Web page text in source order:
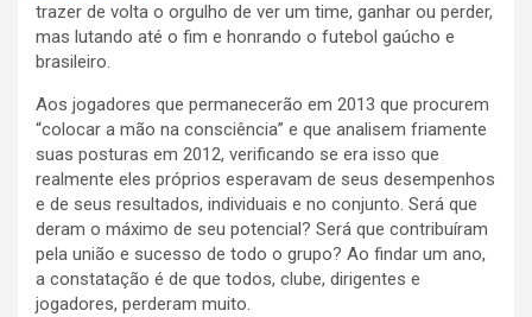
trazer de volta o orgulho de ver um time, ganhar ou perder,
mas lutando até o fim e honrando o futebol gaúcho e
brasileiro.
Aos jogadores que permanecerão em 2013 que procurem
“colocar a mão na consciência” e que analisem friamente
suas posturas em 2012, verificando se era isso que
realmente eles próprios esperavam de seus desempenhos
e de seus resultados, individuais e no conjunto. Será que
deram o máximo de seu potencial? Será que contribuíram
pela união e sucesso de todo o grupo? Ao findar um ano,
a constatação é de que todos, clube, dirigentes e
jogadores, perderam muito.